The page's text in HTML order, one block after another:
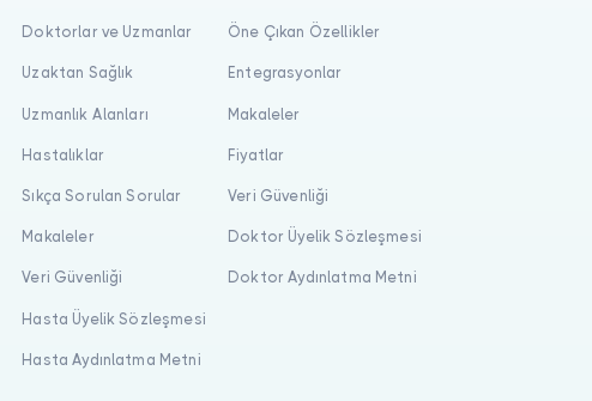
Doktorlar ve Uzmanlar
Uzaktan Sağlık
Uzmanlık Alanları
Hastalıklar
Sıkça Sorulan Sorular
Makaleler
Veri Güvenliği
Hasta Üyelik Sözleşmesi
Hasta Aydınlatma Metni
Öne Çıkan Özellikler
Entegrasyonlar
Makaleler
Fiyatlar
Veri Güvenliği
Doktor Üyelik Sözleşmesi
Doktor Aydınlatma Metni